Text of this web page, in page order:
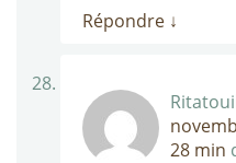
Répondre ↓
28 min